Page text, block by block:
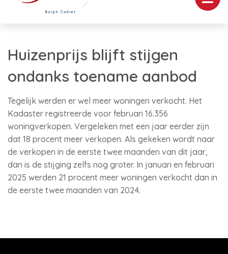
Huizenprijs blijft stijgen
ondanks toename aanbod
Tegelijk werden er wel meer woningen verkocht. Het
Kadaster registreerde voor februari 16.356
woningverkopen. Vergeleken met een jaar eerder zijn
dat 18 procent meer verkopen. Als gekeken wordt naar
de verkopen in de eerste twee maanden van dit jaar,
dan is de stijging zelfs nog groter. In januari en februari
2025 werden 21 procent meer woningen verkocht dan in
de eerste twee maanden van 2024.